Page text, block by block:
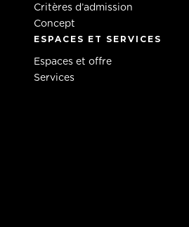
Critères d’admission
Concept
ESPACES ET SERVICES
Espaces et offre
Services